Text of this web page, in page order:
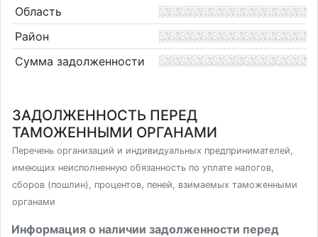
Область
Район
Сумма задолженности
ЗАДОЛЖЕННОСТЬ ПЕРЕД
ТАМОЖЕННЫМИ ОРГАНАМИ
Перечень организаций и индивидуальных предпринимателей,
имеющих неисполненную обязанность по уплате налогов,
сборов (пошлин), процентов, пеней, взимаемых таможенными
органами
Информация о наличии задолженности перед